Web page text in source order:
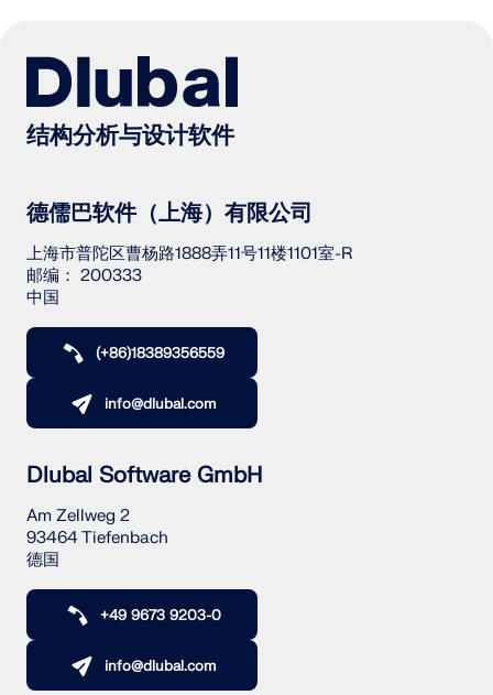
结构分析与设计软件
德儒巴软件（上海）有限公司
上海市普陀区曹杨路1888弄11号11楼1101室-R
邮编： 200333
中国
(+86)18389356559
info@dlubal.com
Dlubal Software GmbH
Am Zellweg 2
93464 Tiefenbach
德国
+49 9673 9203-0
info@dlubal.com